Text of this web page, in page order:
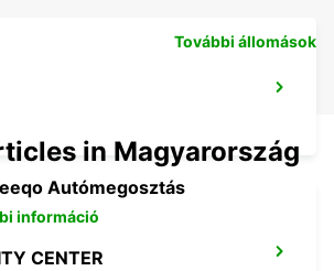
CENTER
További állomások
in Magyarország
Autómegosztás
információ